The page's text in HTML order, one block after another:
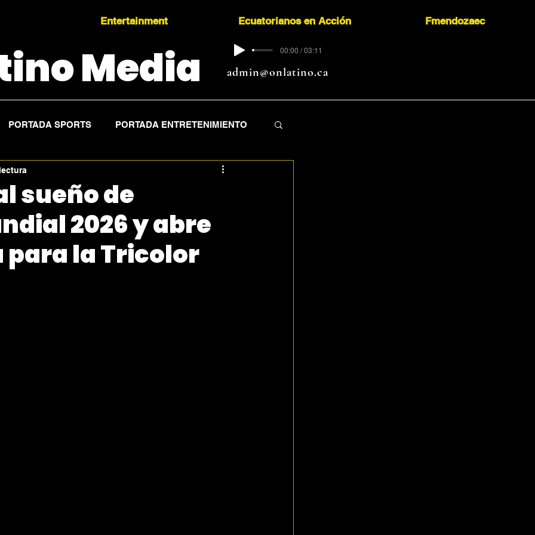
Entertainment Ecuatorianos en Acción Fmendozaec
Media admin@onlatino.ca
00:00 / 03:11
PORTADA SPORTS PORTADA ENTRETENIMIENTO
sueño de
2026 y abre
para la Tricolor